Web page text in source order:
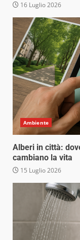
16 Luglio 2026
Ambiente
Alberi in città:
cambiano la vita
15 Luglio 2026